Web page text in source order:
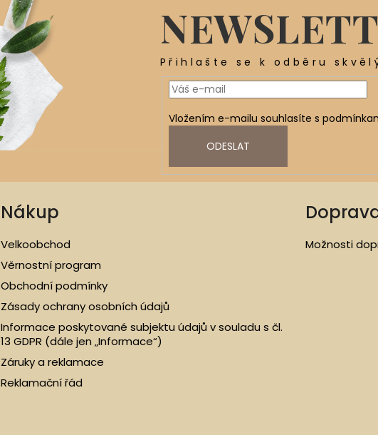
Přihlašte se k odběru
Vložením e-mailu souhlasíte s
ODESLAT
Nákup
Velkoobchod
Věrnostní program
Obchodní podmínky
Zásady ochrany osobních údajů
Informace poskytované subjektu údajů v souladu s čl.
13 GDPR (dále jen „Informace“)
Záruky a reklamace
Reklamační řád
Možnosti